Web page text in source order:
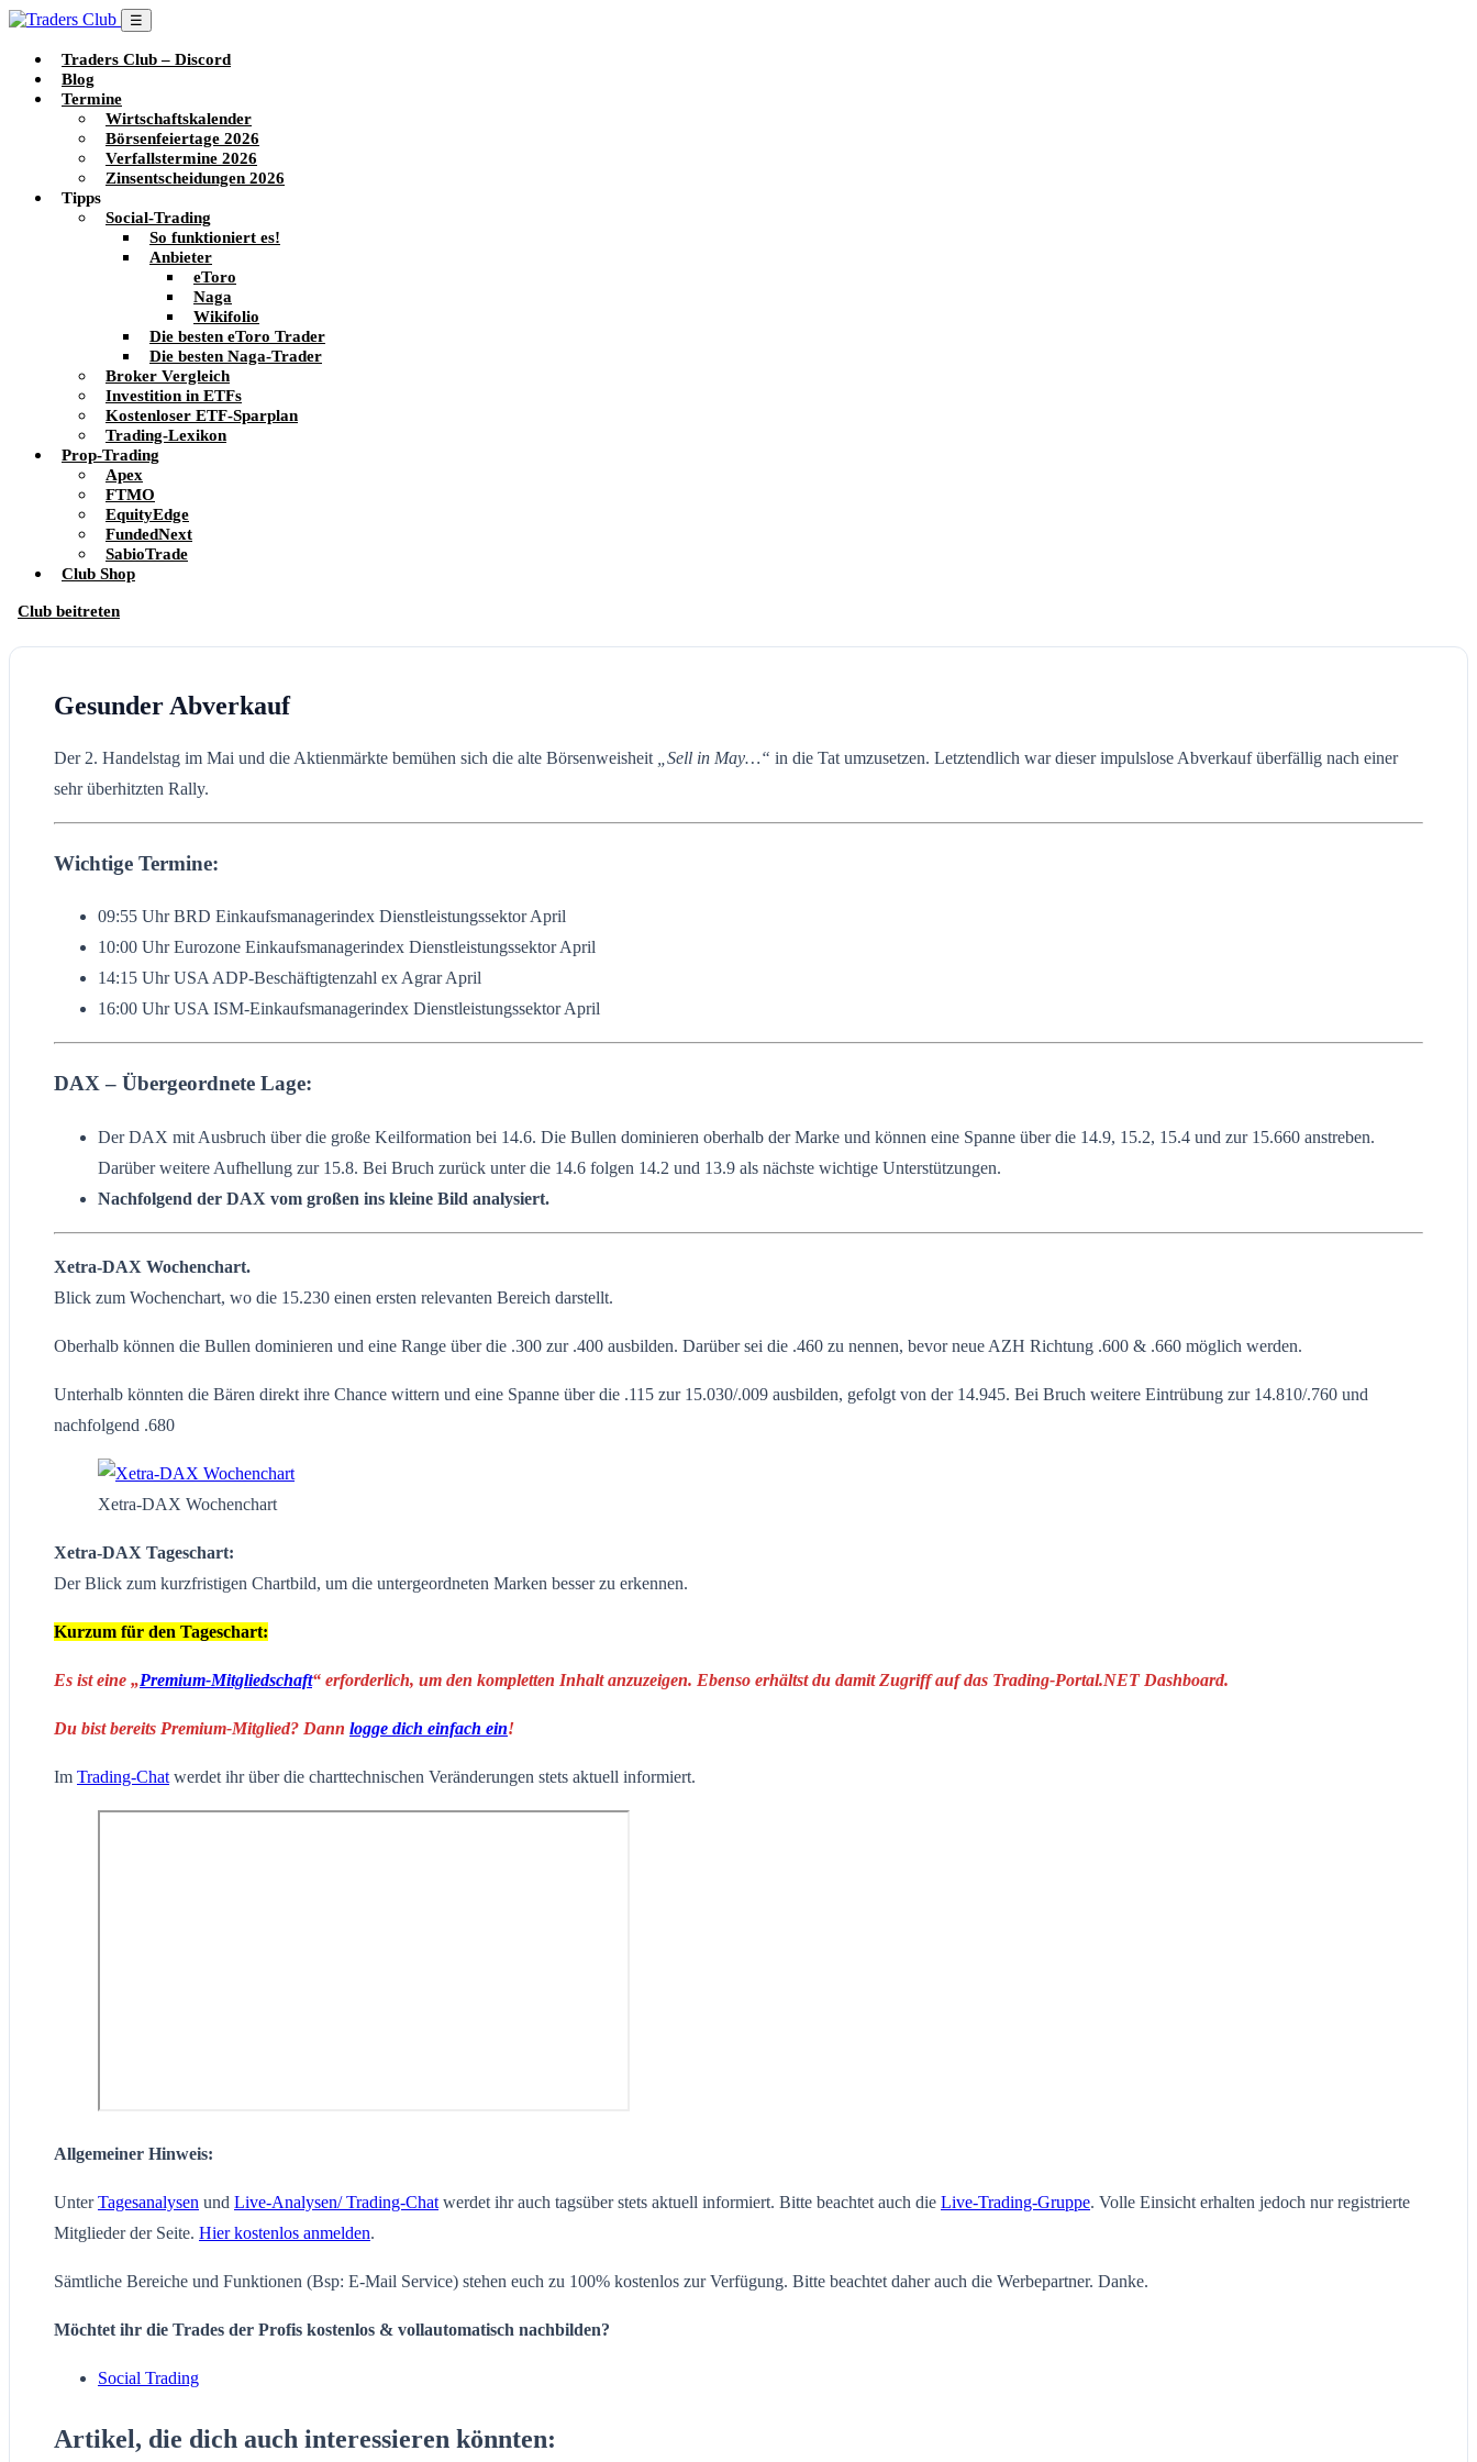
☰
Traders Club – Discord
Blog
Termine
Wirtschaftskalender
Börsenfeiertage 2026
Verfallstermine 2026
Zinsentscheidungen 2026
Tipps
Social-Trading
So funktioniert es!
Anbieter
eToro
Naga
Wikifolio
Die besten eToro Trader
Die besten Naga-Trader
Broker Vergleich
Investition in ETFs
Kostenloser ETF-Sparplan
Trading-Lexikon
Prop-Trading
Apex
FTMO
EquityEdge
FundedNext
SabioTrade
Club Shop
Club beitreten
Gesunder Abverkauf
Der 2. Handelstag im Mai und die Aktienmärkte bemühen sich die alte Börsenweisheit „Sell in May…“ in die Tat umzusetzen. Letztendlich war dieser impulslose Abverkauf überfällig nach einer
sehr überhitzten Rally.
Wichtige Termine:
09:55 Uhr BRD Einkaufsmanagerindex Dienstleistungssektor April
10:00 Uhr Eurozone Einkaufsmanagerindex Dienstleistungssektor April
14:15 Uhr USA ADP-Beschäftigtenzahl ex Agrar April
16:00 Uhr USA ISM-Einkaufsmanagerindex Dienstleistungssektor April
DAX – Übergeordnete Lage:
Der DAX mit Ausbruch über die große Keilformation bei 14.6. Die Bullen dominieren oberhalb der Marke und können eine Spanne über die 14.9, 15.2, 15.4 und zur 15.660 anstreben.
Darüber weitere Aufhellung zur 15.8. Bei Bruch zurück unter die 14.6 folgen 14.2 und 13.9 als nächste wichtige Unterstützungen.
Nachfolgend der DAX vom großen ins kleine Bild analysiert.
Xetra-DAX Wochenchart.
Blick zum Wochenchart, wo die 15.230 einen ersten relevanten Bereich darstellt.
Oberhalb können die Bullen dominieren und eine Range über die .300 zur .400 ausbilden. Darüber sei die .460 zu nennen, bevor neue AZH Richtung .600 & .660 möglich werden.
Unterhalb könnten die Bären direkt ihre Chance wittern und eine Spanne über die .115 zur 15.030/.009 ausbilden, gefolgt von der 14.945. Bei Bruch weitere Eintrübung zur 14.810/.760 und
nachfolgend .680
Xetra-DAX Wochenchart
Xetra-DAX Tageschart:
Der Blick zum kurzfristigen Chartbild, um die untergeordneten Marken besser zu erkennen.
Kurzum für den Tageschart:
Es ist eine „Premium-Mitgliedschaft“ erforderlich, um den kompletten Inhalt anzuzeigen. Ebenso erhältst du damit Zugriff auf das Trading-Portal.NET Dashboard.
Du bist bereits Premium-Mitglied? Dann logge dich einfach ein!
Im Trading-Chat werdet ihr über die charttechnischen Veränderungen stets aktuell informiert.
Allgemeiner Hinweis:
UnterTagesanalysen und Live-Analysen/ Trading-Chat werdet ihr auch tagsüber stets aktuell informiert. Bitte beachtet auch die Live-Trading-Gruppe. Volle Einsicht erhalten jedoch nur registrierte
Mitglieder der Seite. Hier kostenlos anmelden.
Sämtliche Bereiche und Funktionen (Bsp: E-Mail Service) stehen euch zu 100% kostenlos zur Verfügung. Bitte beachtet daher auch die Werbepartner. Danke.
Möchtet ihr die Trades der Profis kostenlos & vollautomatisch nachbilden?
Social Trading
Artikel, die dich auch interessieren könnten: